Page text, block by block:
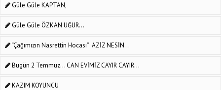
Güle Güle KAPTAN,
Güle Güle ÖZKAN UĞUR...
“Çağımızın Nasrettin Hocası” AZİZ NESİN...
Bugün 2 Temmuz... CAN EVİMİZ CAYIR CAYIR...
KAZIM KOYUNCU